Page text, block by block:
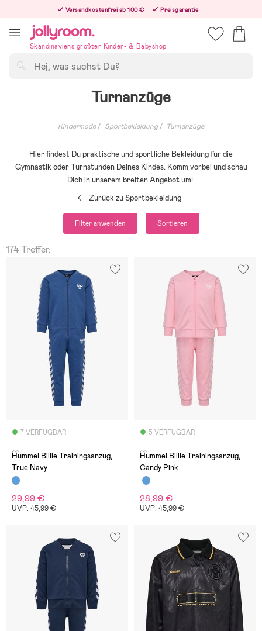
innehållet
Versandkostenfrei ab 100 €
Preisgarantie
Bestellungen, die nach 12:00 Uhr eingehen, werden am nächsten Werktag versandt!
Skandinaviens größter Kinder- & Babyshop
Turnanzüge
Kindermode Sportbekleidung Turnanzüge
Hier findest Du praktische und sportliche Bekleidung für die
Gymnastik oder Turnstunden Deines Kindes. Komm vorbei und schau
Dich in unserem breiten Angebot um!
Zurück zu Sportbekleidung
Filter anwenden Sortieren
174 Treffer.
7 VERFÜGBAR
(1)
Hummel Billie Trainingsanzug,
True Navy
29,99 €
UVP: 45,99 €
5 VERFÜGBAR
(1)
Hummel Billie Trainingsanzug,
Candy Pink
28,99 €
UVP: 45,99 €